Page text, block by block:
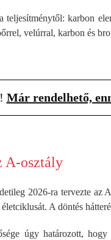
teljesítménytől: karbon
velúrral, karbon és
Már rendelhető,
A-osztály
2026-ra tervezte az
A döntés
úgy határozott,